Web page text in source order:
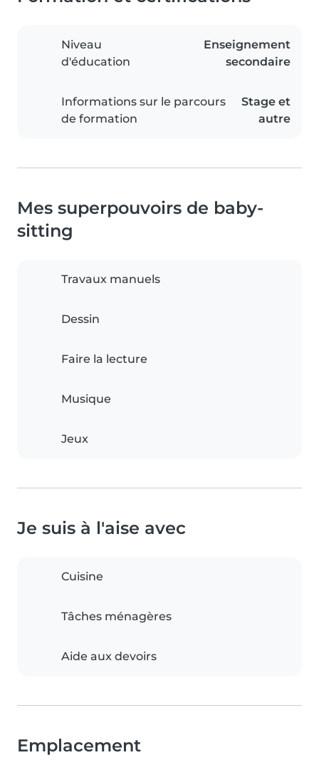
Niveau
d'éducation
Enseignement
secondaire
Informations sur le parcours
de formation
Stage et
autre
Mes superpouvoirs de baby-
sitting
Travaux manuels
Dessin
Faire la lecture
Musique
Jeux
Je suis à l'aise avec
Cuisine
Tâches ménagères
Aide aux devoirs
Emplacement